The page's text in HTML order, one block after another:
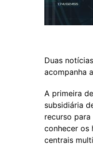
Duas
acompanha
A primeira
subsidiária
recurso
conhecer os
centrais